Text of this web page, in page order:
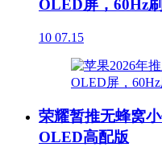
OLED屏，60Hz
10 07.15
荣耀暂推无蜂窝
OLED高配版